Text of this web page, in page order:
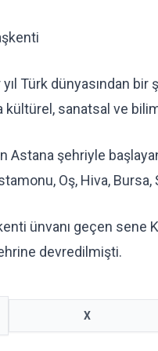
Türk dünyasından
kültürel, sanatsal ve
Astana şehriyle
Oş, Hiva, Bursa,
ünvanı geçen sene
devredilmişti.​​​​​​​
X